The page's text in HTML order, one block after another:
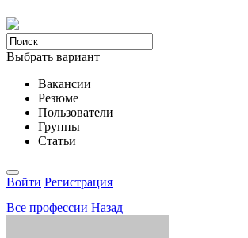
Выбрать вариант
Вакансии
Резюме
Пользователи
Группы
Статьи
Войти Регистрация
Все професcии Назад